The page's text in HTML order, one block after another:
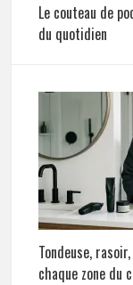
Le couteau de
du quotidien
Tondeuse,
chaque zone du